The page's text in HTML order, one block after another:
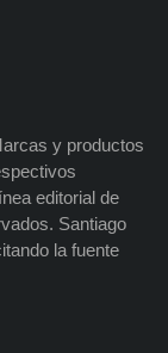
y productos
editorial de
Santiago
la fuente